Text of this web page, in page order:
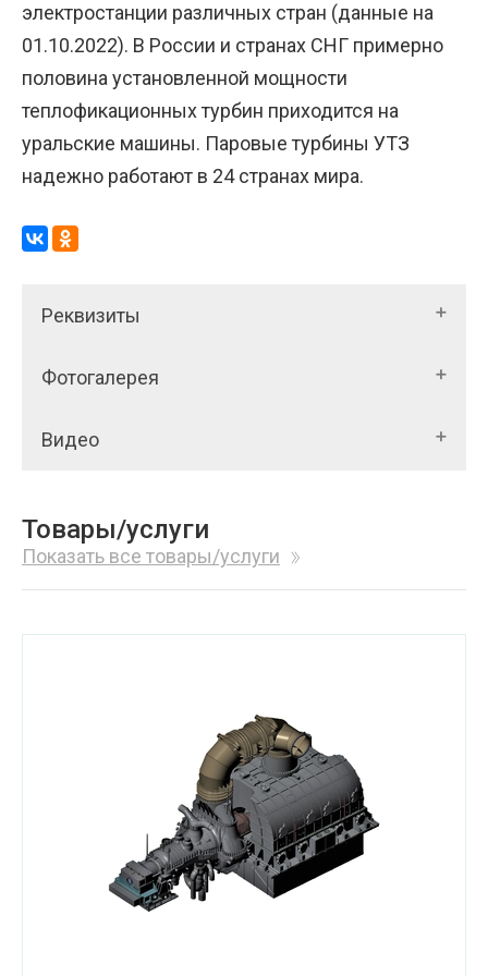
электростанции различных стран (данные на
01.10.2022). В России и странах СНГ примерно
половина установленной мощности
теплофикационных турбин приходится на
уральские машины. Паровые турбины УТЗ
надежно работают в 24 странах мира.
Реквизиты
Фотогалерея
Видео
Товары/услуги
Показать все товары/услуги